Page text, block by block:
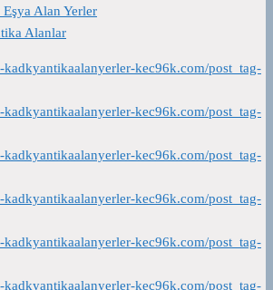
Alan Yerler
Alanlar
kec96k.com/post_tag-
kec96k.com/post_tag-
kec96k.com/post_tag-
kec96k.com/post_tag-
kec96k.com/post_tag-
kec96k.com/post_tag-